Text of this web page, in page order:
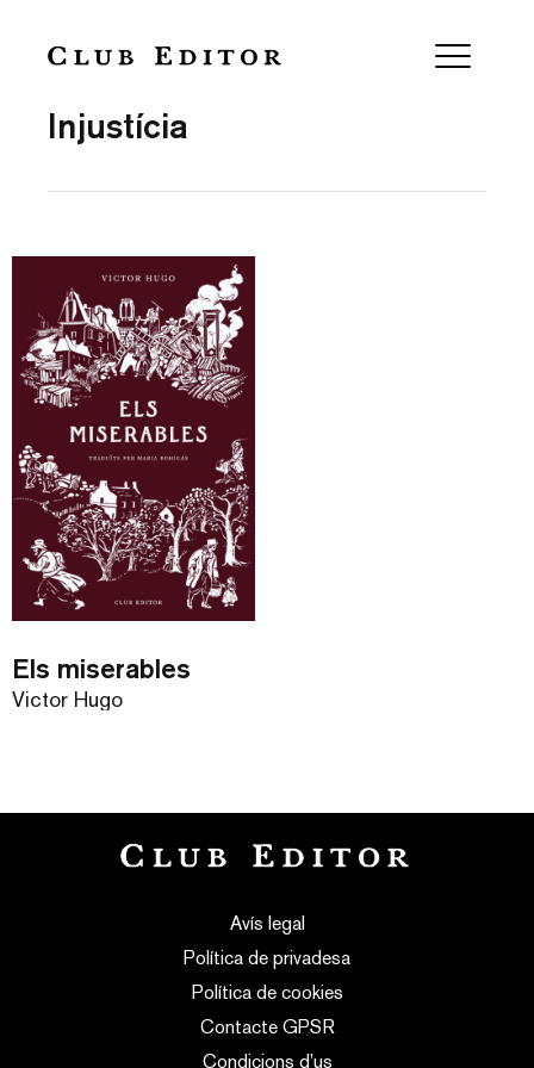
Injustícia
Els miserables
Victor Hugo
Avís legal
Política de privadesa
Política de cookies
Contacte GPSR
Condicions d’us